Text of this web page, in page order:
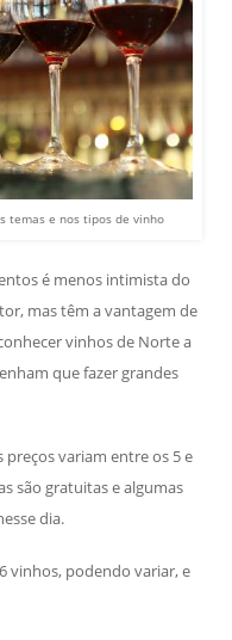
temas e nos tipos de vinho
é menos intimista do
mas têm a vantagem de
vinhos de Norte a
que fazer grandes
variam entre os 5 e
são gratuitas e algumas
dia.
vinhos, podendo variar, e